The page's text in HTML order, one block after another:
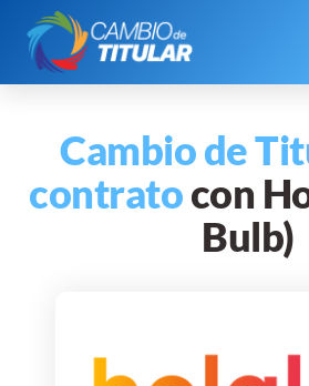
Cambio de
contratocon
Bulb)